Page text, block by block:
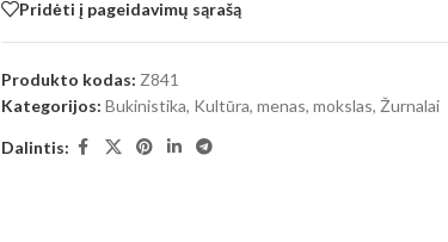
Pridėti į pageidavimų sąrašą
Produkto kodas: Z841
Kategorijos: Bukinistika, Kultūra, menas, mokslas, Žurnalai
Dalintis: